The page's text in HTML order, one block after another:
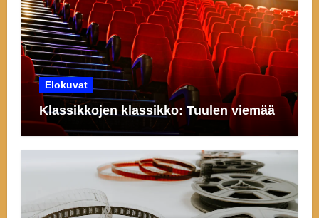
Elokuvat
Klassikkojen klassikko: Tuulen viemää